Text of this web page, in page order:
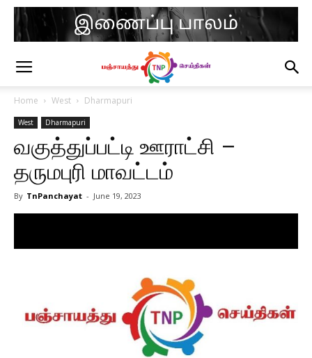
Home West Dharmapuri
West Dharmapuri
வகுத்துப்பட்டி ஊராட்சி –
தருமபுரி மாவட்டம்
By TnPanchayat - June 19, 2023